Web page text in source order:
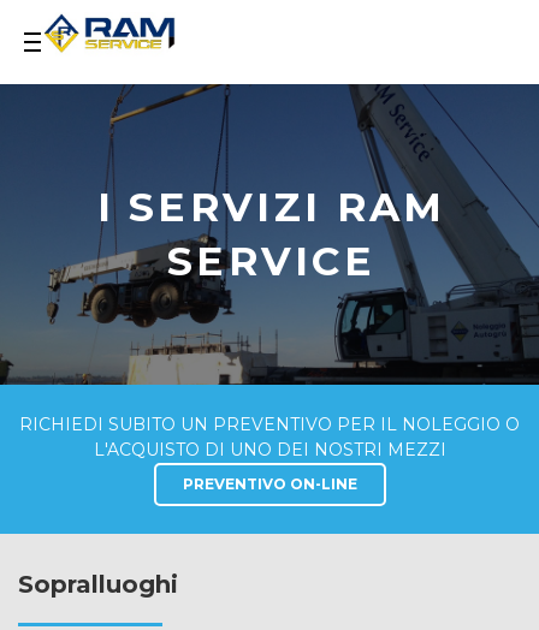
I SERVIZI RAM
SERVICE
RICHIEDI SUBITO UN PREVENTIVO PER IL NOLEGGIO O
L'ACQUISTO DI UNO DEI NOSTRI MEZZI
PREVENTIVO ON-LINE
Sopralluoghi